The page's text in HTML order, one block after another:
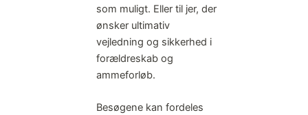
som muligt. Eller til jer, der
ønsker ultimativ
vejledning og sikkerhed i
forældreskab og
ammeforløb.
Besøgene kan fordeles